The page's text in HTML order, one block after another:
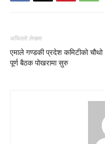
अघिल्लो लेखमा
एमाले गण्डकी प्रदेश कमिटीको चौथो
पूर्ण बैठक पोखरामा सुरु